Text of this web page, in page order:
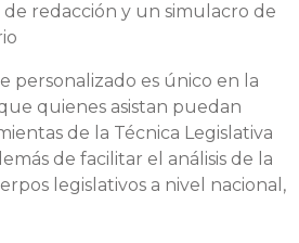
redacción y un simulacro de
personalizado es único en la
quienes asistan puedan
de la Técnica Legislativa
de facilitar el análisis de la
legislativos a nivel nacional,